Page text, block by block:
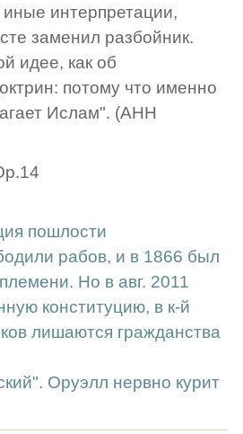
интерпретации,
заменил разбойник.
идее, как об
потому что именно
Ислам". (АНН
пошлости
рабов, и в 1866 был
Но в авг. 2011
конституцию, в к-й
лишаются гражданства
Оруэлл нервно курит